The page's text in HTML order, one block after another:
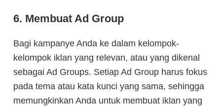
6. Membuat Ad Group
Bagi kampanye Anda ke dalam kelompok-
kelompok iklan yang relevan, atau yang dikenal
sebagai Ad Groups. Setiap Ad Group harus fokus
pada tema atau kata kunci yang sama, sehingga
memungkinkan Anda untuk membuat iklan yang